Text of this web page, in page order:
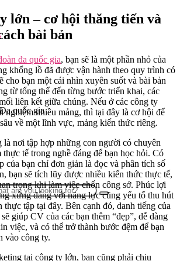
quốc gia
lớn – cơ hội thăng tiến và
bài bản
đa quốc gia, bạn sẽ là một phần nhỏ của
khổng lồ đã được vận hành theo quy trình có
cho bạn một cái nhìn xuyên suốt và bài bản
từ tổng thể đến từng bước triển khai, các
liên kết giữa chúng. Nếu ở các công ty
nghiệm nhiều mảng, thì tại đây là cơ hội để
về một lĩnh vực, mảng kiến thức riêng.
là nơi tập hợp những con người có chuyên
tế trong nghề đáng để bạn học hỏi. Có
của bạn chỉ đơn giản là đọc và phân tích số
bạn sẽ tích lũy được nhiều kiến thức thực tế,
trọng khi làm việc chốn công sở. Phúc lợi
xứng đáng với năng lực cũng yếu tố thu hút
thực tập tại đây. Bên cạnh đó, danh tiếng của
giúp CV của các bạn thêm “đẹp”, dễ dàng
việc, và có thể trở thành bước đệm để bạn
vào công ty.
tại công ty lớn, bạn cũng phải chịu